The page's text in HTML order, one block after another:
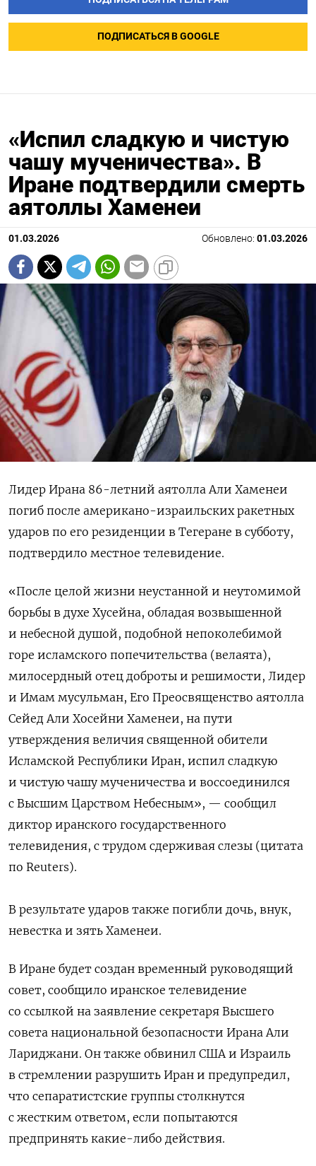
ПОДПИСАТЬСЯ В GOOGLE
«Испил сладкую и чистую
чашу мученичества». В
Иране подтвердили смерть
аятоллы Хаменеи
01.03.2026 Обновлено: 01.03.2026
Лидер Ирана 86-летний аятолла Али Хаменеи
погиб после американо-израильских ракетных
ударов по его резиденции в Тегеране в субботу,
подтвердило местное телевидение.
«После целой жизни неустанной и неутомимой
борьбы в духе Хусейна, обладая возвышенной
и небесной душой, подобной непоколебимой
горе исламского попечительства (велаята),
милосердный отец доброты и решимости, Лидер
и Имам мусульман, Его Преосвященство аятолла
Сейед Али Хосейни Хаменеи, на пути
утверждения величия священной обители
Исламской Республики Иран, испил сладкую
и чистую чашу мученичества и воссоединился
с Высшим Царством Небесным», — сообщил
диктор иранского государственного
телевидения, с трудом сдерживая слезы (цитата
по Reuters).
В результате ударов ​также погибли дочь, внук, ​
невестка и зять Хаменеи.
В Иране будет создан временный руководящий
совет, сообщило иранское телевидение
со ссылкой на заявление секретаря Высшего
совета национальной безопасности Ирана Али
Лариджани. Он также обвинил США и Израиль
в стремлении разрушить Иран и предупредил,
что сепаратистские группы столкнутся
с жестким ответом, если попытаются
предпринять какие-либо действия.